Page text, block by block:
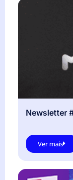
Newsletter
Ver mais